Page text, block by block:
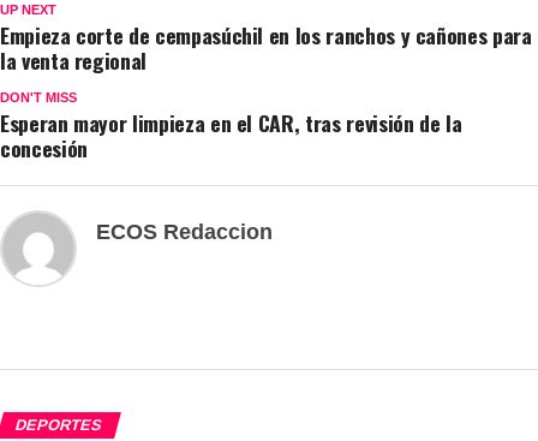
UP NEXT
Empieza corte de cempasúchil en los ranchos y cañones para
la venta regional
DON'T MISS
Esperan mayor limpieza en el CAR, tras revisión de la
concesión
ECOS Redaccion
DEPORTES